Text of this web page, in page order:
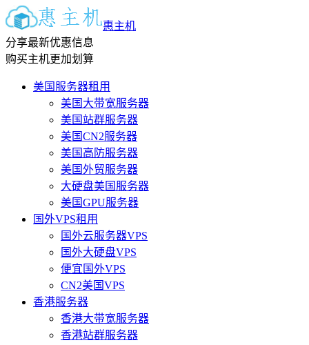
惠主机
分享最新优惠信息
购买主机更加划算
美国服务器租用
美国大带宽服务器
美国站群服务器
美国CN2服务器
美国高防服务器
美国外贸服务器
大硬盘美国服务器
美国GPU服务器
国外VPS租用
国外云服务器VPS
国外大硬盘VPS
便宜国外VPS
CN2美国VPS
香港服务器
香港大带宽服务器
香港站群服务器